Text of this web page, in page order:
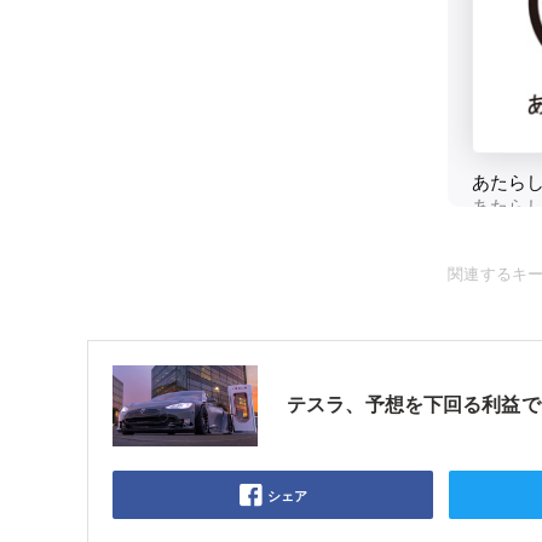
関連するキ
テスラ、予想を下回る利益
シェア